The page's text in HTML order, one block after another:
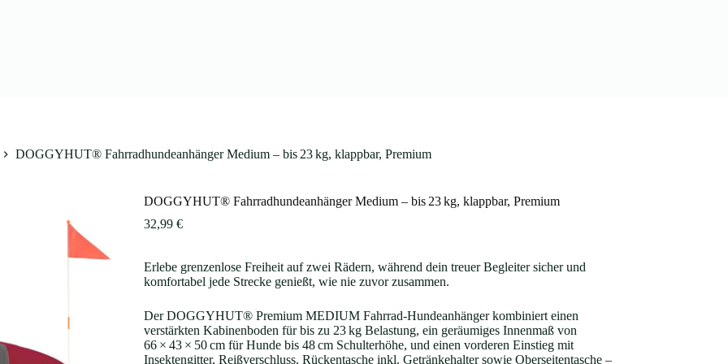
DOGGYHUT® Fahrradhundeanhänger Medium – bis 23 kg, klappbar, Premium
DOGGYHUT® Fahrradhundeanhänger Medium – bis 23 kg, klappbar, Premium
32,99 €
Erlebe grenzenlose Freiheit auf zwei Rädern, während dein treuer Begleiter sicher und
komfortabel jede Strecke genießt, wie nie zuvor zusammen.
Der DOGGYHUT® Premium MEDIUM Fahrrad‑Hundeanhänger kombiniert einen
verstärkten Kabinenboden für bis zu 23 kg Belastung, ein geräumiges Innenmaß von
66 × 43 × 50 cm für Hunde bis 48 cm Schulterhöhe, und einen vorderen Einstieg mit
Insektengitter, Reißverschluss, Rückentasche inkl. Getränkehalter sowie Oberseitentasche –